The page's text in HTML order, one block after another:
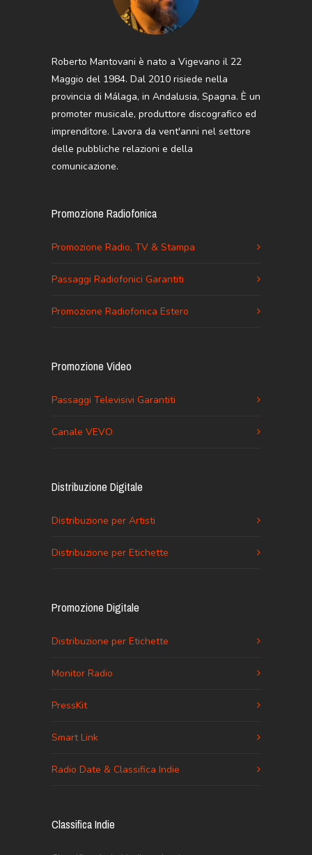
Roberto Mantovani è nato a Vigevano il 22
Maggio del 1984. Dal 2010 risiede nella
provincia di Málaga, in Andalusia, Spagna. È un
promoter musicale, produttore discografico ed
imprenditore. Lavora da vent'anni nel settore
delle pubbliche relazioni e della
comunicazione.
Promozione Radiofonica
Promozione Radio, TV & Stampa
Passaggi Radiofonici Garantiti
Promozione Radiofonica Estero
Promozione Video
Passaggi Televisivi Garantiti
Canale VEVO
Distribuzione Digitale
Distribuzione per Artisti
Distribuzione per Etichette
Promozione Digitale
Distribuzione per Etichette
Monitor Radio
PressKit
Smart Link
Radio Date & Classifica Indie
Classifica Indie